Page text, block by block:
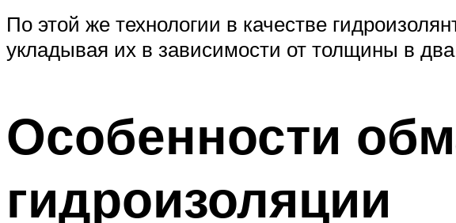
По этой же технологии в качестве
укладывая их в зависимости от толщины в
Особенности
гидроизоляции